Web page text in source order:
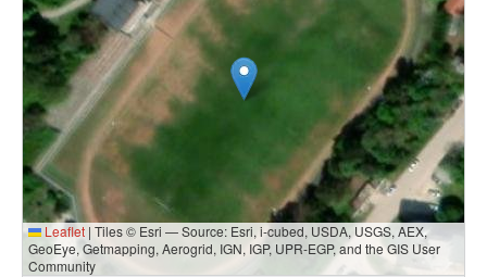
Leaflet | Tiles © Esri — Source: Esri, i-cubed, USDA, USGS, AEX,
GeoEye, Getmapping, Aerogrid, IGN, IGP, UPR-EGP, and the GIS User
Community